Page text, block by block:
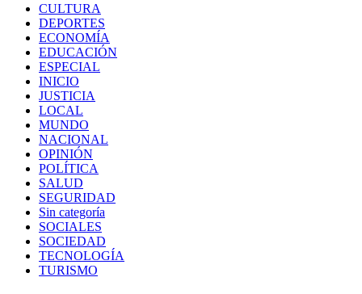
CULTURA
DEPORTES
ECONOMÍA
EDUCACIÓN
ESPECIAL
INICIO
JUSTICIA
LOCAL
MUNDO
NACIONAL
OPINIÓN
POLÍTICA
SALUD
SEGURIDAD
Sin categoría
SOCIALES
SOCIEDAD
TECNOLOGÍA
TURISMO